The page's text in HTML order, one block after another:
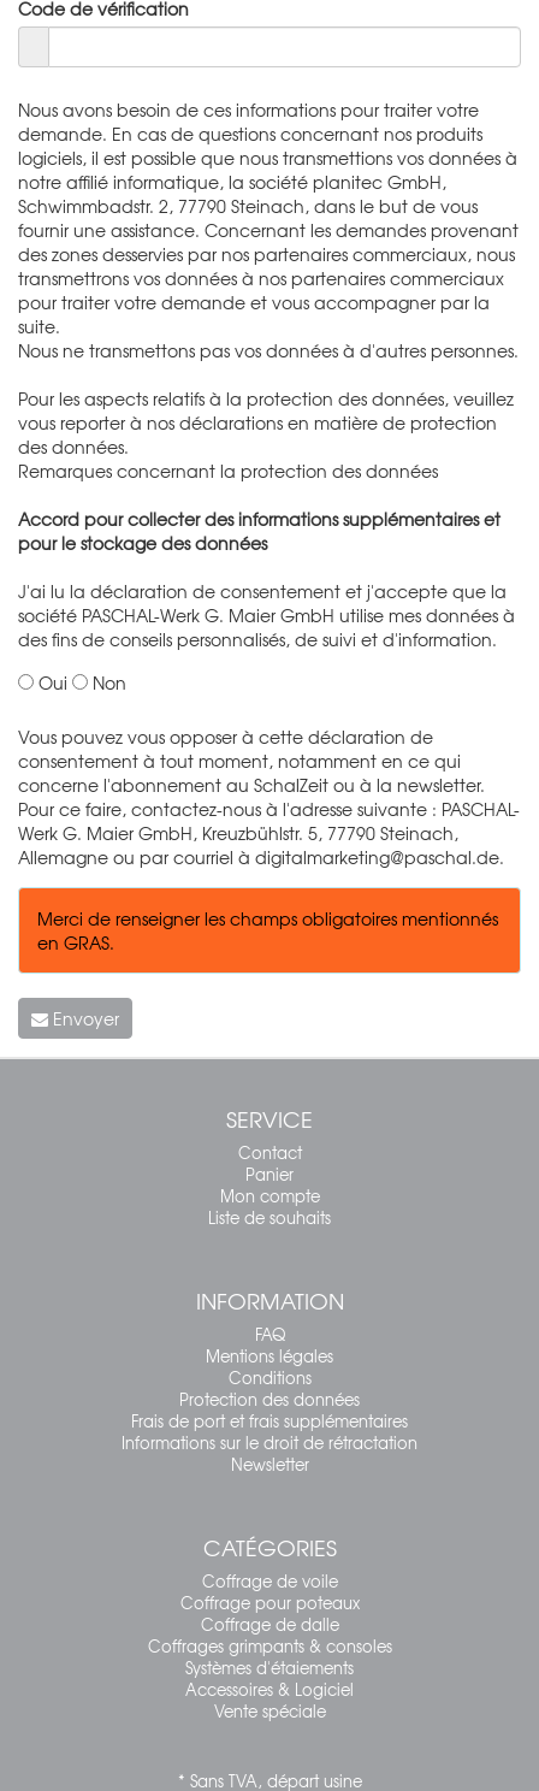
Code de vérification
Nous avons besoin de ces informations pour traiter votre
demande. En cas de questions concernant nos produits
logiciels, il est possible que nous transmettions vos données à
notre affilié informatique, la société planitec GmbH,
Schwimmbadstr. 2, 77790 Steinach, dans le but de vous
fournir une assistance. Concernant les demandes provenant
des zones desservies par nos partenaires commerciaux, nous
transmettrons vos données à nos partenaires commerciaux
pour traiter votre demande et vous accompagner par la
suite.
Nous ne transmettons pas vos données à d'autres personnes.
Pour les aspects relatifs à la protection des données, veuillez
vous reporter à nos déclarations en matière de protection
des données.
Remarques concernant la protection des données
Accord pour collecter des informations supplémentaires et
pour le stockage des données
J'ai lu la déclaration de consentement et j'accepte que la
société PASCHAL-Werk G. Maier GmbH utilise mes données à
des fins de conseils personnalisés, de suivi et d'information.
Oui
Non
Vous pouvez vous opposer à cette déclaration de
consentement à tout moment, notamment en ce qui
concerne l'abonnement au SchalZeit ou à la newsletter.
Pour ce faire, contactez-nous à l'adresse suivante : PASCHAL-
Werk G. Maier GmbH, Kreuzbühlstr. 5, 77790 Steinach,
Allemagne ou par courriel à digitalmarketing@paschal.de.
Merci de renseigner les champs obligatoires mentionnés
en GRAS.
Envoyer
SERVICE
Contact
Panier
Mon compte
Liste de souhaits
INFORMATION
FAQ
Mentions légales
Conditions
Protection des données
Frais de port et frais supplémentaires
Informations sur le droit de rétractation
Newsletter
CATÉGORIES
Coffrage de voile
Coffrage pour poteaux
Coffrage de dalle
Coffrages grimpants & consoles
Systèmes d'étaiements
Accessoires & Logiciel
Vente spéciale
* Sans TVA, départ usine